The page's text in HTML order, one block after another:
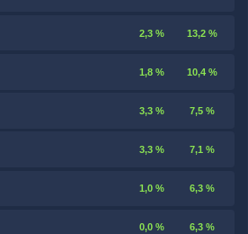
2,3 % 13,2 %
1,8 % 10,4 %
3,3 % 7,5 %
3,3 % 7,1 %
1,0 % 6,3 %
0,0 % 6,3 %